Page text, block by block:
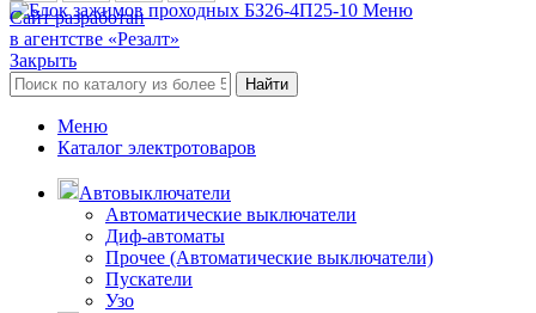
Меню
Сайт разработан
в агентстве «Резалт»
Закрыть
Найти
Меню
Каталог электротоваров
Автовыключатели
Автоматические выключатели
Диф-автоматы
Прочее (Автоматические выключатели)
Пускатели
Узо